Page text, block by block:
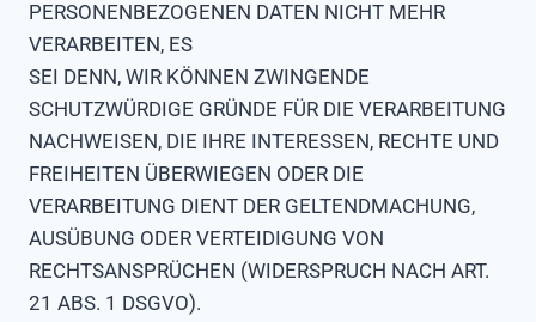
PERSONENBEZOGENEN DATEN NICHT MEHR
VERARBEITEN, ES
SEI DENN, WIR KÖNNEN ZWINGENDE
SCHUTZWÜRDIGE GRÜNDE FÜR DIE VERARBEITUNG
NACHWEISEN, DIE IHRE INTERESSEN, RECHTE UND
FREIHEITEN ÜBERWIEGEN ODER DIE
VERARBEITUNG DIENT DER GELTENDMACHUNG,
AUSÜBUNG ODER VERTEIDIGUNG VON
RECHTSANSPRÜCHEN (WIDERSPRUCH NACH ART.
21 ABS. 1 DSGVO).